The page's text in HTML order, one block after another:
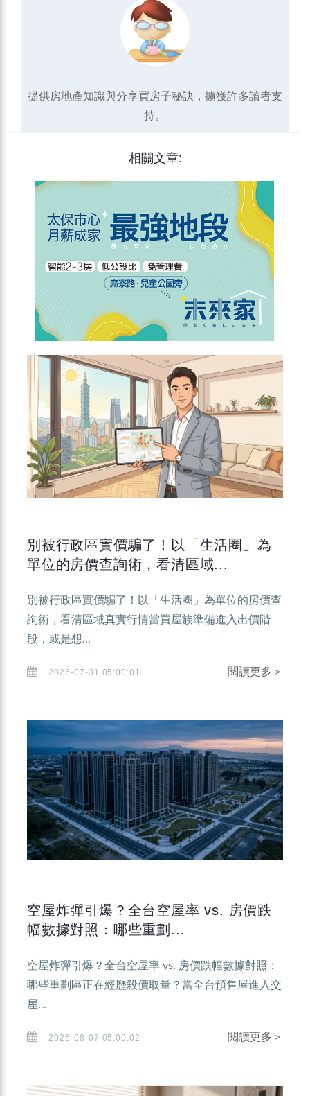
提供房地產知識與分享買房子秘訣，擄獲許多讀者支
持。
相關文章:
別被行政區實價騙了！以「生活圈」為
單位的房價查詢術，看清區域...
別被行政區實價騙了！以「生活圈」為單位的房價查
詢術，看清區域真實行情當買屋族準備進入出價階
段，或是想...
2026-07-31 05:00:01 閱讀更多＞
空屋炸彈引爆？全台空屋率 vs. 房價跌
幅數據對照：哪些重劃...
空屋炸彈引爆？全台空屋率 vs. 房價跌幅數據對照：
哪些重劃區正在經歷殺價取量？當全台預售屋進入交
屋...
2026-08-07 05:00:02 閱讀更多＞